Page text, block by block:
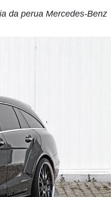
da perua Mercedes-Benz